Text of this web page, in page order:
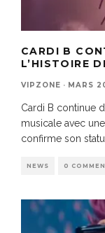
CARDI B
L’HISTOIRE
VIPZONE · MARS
Cardi B continue
musicale avec
confirme son
NEWS 0